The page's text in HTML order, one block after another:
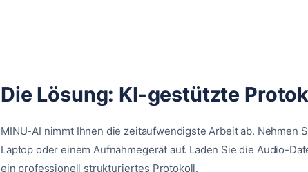
Die Lösung: KI-gestützte
MINU-AI nimmt Ihnen die zeitaufwendigste Arbeit ab. Nehmen
Laptop oder einem Aufnahmegerät auf. Laden Sie die Audio-
ein professionell strukturiertes Protokoll.